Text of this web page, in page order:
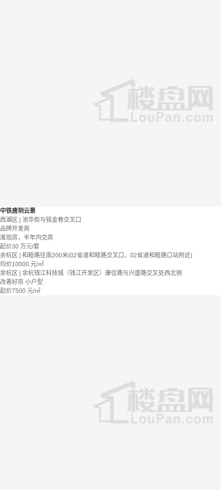
中铁唐玥云景
西湖区 | 池华街与铭金巷交叉口
品牌开发商
准现房，半年内交房
起价30 万元/套
余杭区 | 和睦路往南200米(02省道和睦路交叉口，02省道和睦路口站附近)
均价10000 元/㎡
余杭区 | 余杭钱江科技城（钱江开发区）康信路与兴盛路交叉处西北侧
改善好房 小户型
起价7500 元/㎡